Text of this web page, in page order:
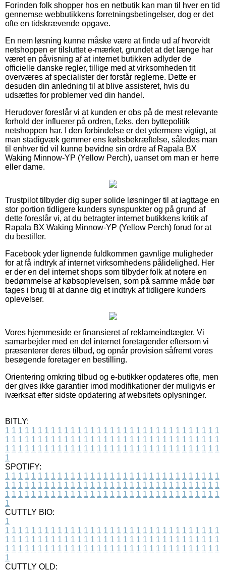
Forinden folk shopper hos en netbutik kan man til hver en tid
gennemse webbutikkens forretningsbetingelser, dog er det
ofte en tidskrævende opgave.
En nem løsning kunne måske være at finde ud af hvorvidt
netshoppen er tilsluttet e-mærket, grundet at det længe har
været en påvisning af at internet butikken adlyder de
officielle danske regler, tillige med at virksomheden tit
overværes af specialister der forstår reglerne. Dette er
desuden din anledning til at blive assisteret, hvis du
udsættes for problemer ved din handel.
Herudover foreslår vi at kunden er obs på de mest relevante
forhold der influerer på ordren, f.eks. den byttepolitik
netshoppen har. I den forbindelse er det ydermere vigtigt, at
man stadigvæk gemmer ens købsbekræftelse, således man
til enhver tid vil kunne bevidne sin ordre af Rapala BX
Waking Minnow-YP (Yellow Perch), uanset om man er herre
eller dame.
Trustpilot tilbyder dig super solide løsninger til at iagttage en
stor portion tidligere kunders synspunkter og på grund af
dette foreslår vi, at du betragter internet butikkens kritik af
Rapala BX Waking Minnow-YP (Yellow Perch) forud for at
du bestiller.
Facebook yder lignende fuldkommen gavnlige muligheder
for at få indtryk af internet virksomhedens pålidelighed. Her
er der en del internet shops som tilbyder folk at notere en
bedømmelse af købsoplevelsen, som på samme måde bør
tages i brug til at danne dig et indtryk af tidligere kunders
oplevelser.
Vores hjemmeside er finansieret af reklameindtægter. Vi
samarbejder med en del internet foretagender eftersom vi
præsenterer deres tilbud, og opnår provision såfremt vores
besøgende foretager en bestilling.
Orientering omkring tilbud og e-butikker opdateres ofte, men
der gives ikke garantier imod modifikationer der muligvis er
iværksat efter sidste opdatering af websitets oplysninger.
BITLY:
1 1 1 1 1 1 1 1 1 1 1 1 1 1 1 1 1 1 1 1 1 1 1 1 1 1 1 1 1 1 1 1 1
1 1 1 1 1 1 1 1 1 1 1 1 1 1 1 1 1 1 1 1 1 1 1 1 1 1 1 1 1 1 1 1 1
1 1 1 1 1 1 1 1 1 1 1 1 1 1 1 1 1 1 1 1 1 1 1 1 1 1 1 1 1 1 1 1 1
1
SPOTIFY:
1 1 1 1 1 1 1 1 1 1 1 1 1 1 1 1 1 1 1 1 1 1 1 1 1 1 1 1 1 1 1 1 1
1 1 1 1 1 1 1 1 1 1 1 1 1 1 1 1 1 1 1 1 1 1 1 1 1 1 1 1 1 1 1 1 1
1 1 1 1 1 1 1 1 1 1 1 1 1 1 1 1 1 1 1 1 1 1 1 1 1 1 1 1 1 1 1 1 1
1
CUTTLY BIO:
1
1 1 1 1 1 1 1 1 1 1 1 1 1 1 1 1 1 1 1 1 1 1 1 1 1 1 1 1 1 1 1 1 1
1 1 1 1 1 1 1 1 1 1 1 1 1 1 1 1 1 1 1 1 1 1 1 1 1 1 1 1 1 1 1 1 1
1 1 1 1 1 1 1 1 1 1 1 1 1 1 1 1 1 1 1 1 1 1 1 1 1 1 1 1 1 1 1 1 1
1
CUTTLY OLD: